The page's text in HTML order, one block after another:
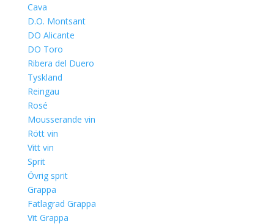
Cava
D.O. Montsant
DO Alicante
DO Toro
Ribera del Duero
Tyskland
Reingau
Rosé
Mousserande vin
Rött vin
Vitt vin
Sprit
Övrig sprit
Grappa
Fatlagrad Grappa
Vit Grappa